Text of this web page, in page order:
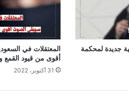
جديدة لمحكمة
المعتقلات في
أقوى من قيود القمع
31 أكتوبر، 2022